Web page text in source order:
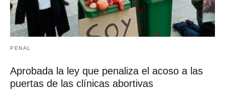
PENAL
Aprobada la ley que penaliza el acoso a las
puertas de las clínicas abortivas